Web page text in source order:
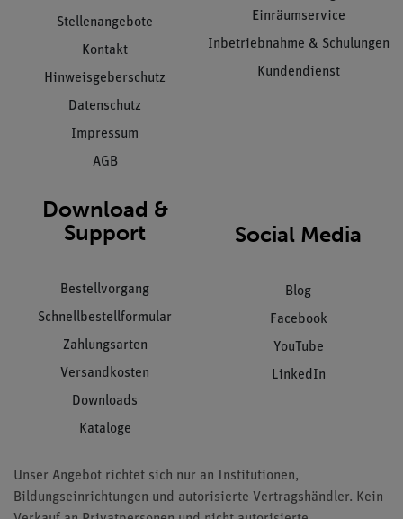
Stellenangebote
Kontakt
Hinweisgeberschutz
Datenschutz
Impressum
AGB
Einräumservice
Inbetriebnahme & Schulungen
Kundendienst
Download &
Support
Bestellvorgang
Schnellbestellformular
Zahlungsarten
Versandkosten
Downloads
Kataloge
Social Media
Blog
Facebook
YouTube
LinkedIn
Unser Angebot richtet sich nur an Institutionen,
Bildungseinrichtungen und autorisierte Vertragshändler. Kein